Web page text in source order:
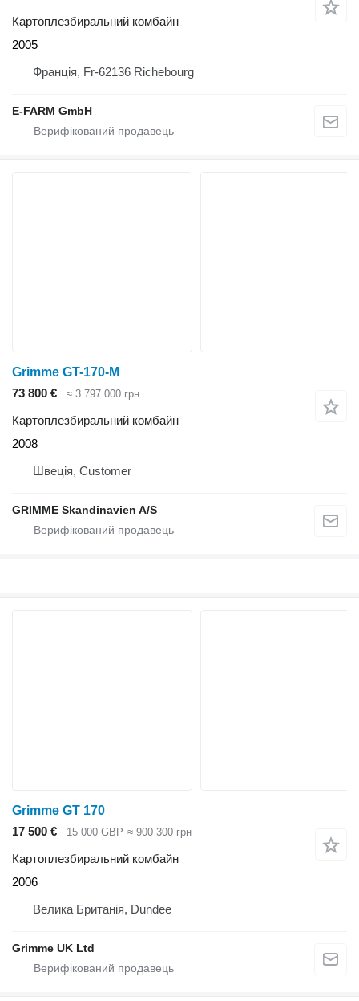
Картоплезбиральний комбайн
2005
Франція, Fr-62136 Richebourg
E-FARM GmbH
Grimme GT-170-M
73 800 €
≈ 3 797 000 грн
Картоплезбиральний комбайн
2008
Швеція, Customer
GRIMME Skandinavien A/S
Grimme GT 170
17 500 €
15 000 GBP ≈ 900 300 грн
Картоплезбиральний комбайн
2006
Велика Британія, Dundee
Grimme UK Ltd